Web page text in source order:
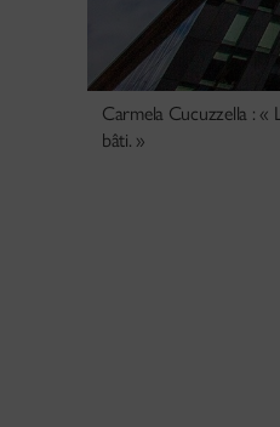
Carmela Cucuzzella : «
bâti. »